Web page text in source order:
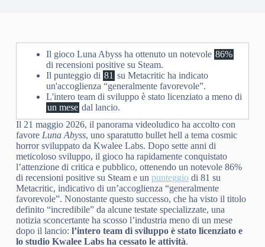
Il gioco Luna Abyss ha ottenuto un notevole 86%
di recensioni positive su Steam.
Il punteggio di 81 su Metacritic ha indicato
un'accoglienza “generalmente favorevole”.
L'intero team di sviluppo è stato licenziato a meno di
un mese dal lancio.
Il 21 maggio 2026, il panorama videoludico ha accolto con
favore Luna Abyss, uno sparatutto bullet hell a tema cosmic
horror sviluppato da Kwalee Labs. Dopo sette anni di
meticoloso sviluppo, il gioco ha rapidamente conquistato
l’attenzione di critica e pubblico, ottenendo un notevole 86%
di recensioni positive su Steam e un punteggiodi 81 su
Metacritic, indicativo di un’accoglienza “generalmente
favorevole”. Nonostante questo successo, che ha visto il titolo
definito “incredibile” da alcune testate specializzate, una
notizia sconcertante ha scosso l’industria meno di un mese
dopo il lancio: l’intero team di sviluppo è stato licenziato e
lo studio Kwalee Labs ha cessato le attività.